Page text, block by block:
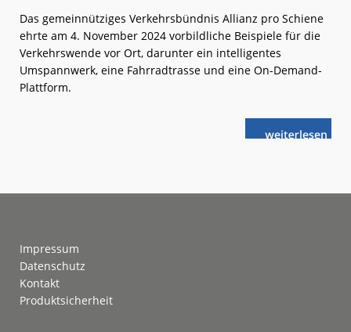
Das gemeinnütziges Verkehrsbündnis Allianz pro Schiene
ehrte am 4. November 2024 vorbildliche Beispiele für die
Verkehrswende vor Ort, darunter ein intelligentes
Umspannwerk, eine Fahrradtrasse und eine On-Demand-
Plattform.
weiterlese
nDeutscher
Impressum
Datenschutz
Kontakt
Produktsicherheit